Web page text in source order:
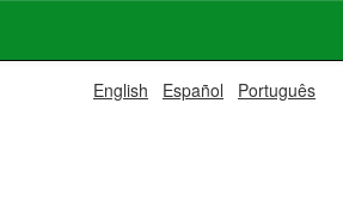
English Español Português